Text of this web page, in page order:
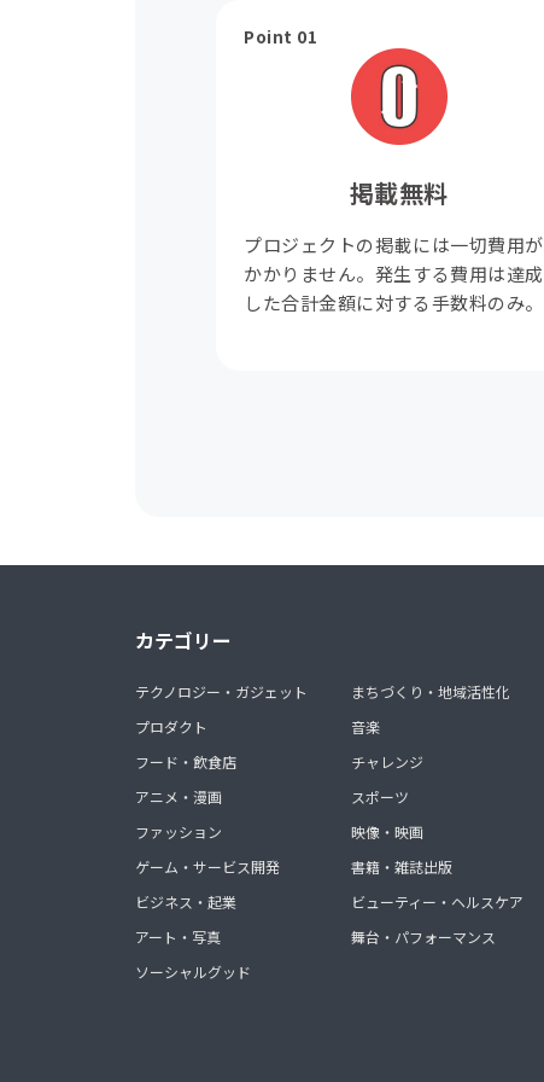
Point 01
掲載無料
プロジェクトの掲載には一切費用が
かかりません。発生する費用は達成
した合計金額に対する手数料のみ。
カテゴリー
テクノロジー・ガジェット
プロダクト
フード・飲食店
アニメ・漫画
ファッション
ゲーム・サービス開発
ビジネス・起業
アート・写真
ソーシャルグッド
まちづくり・地域活性化
音楽
チャレンジ
スポーツ
映像・映画
書籍・雑誌出版
ビューティー・ヘルスケア
舞台・パフォーマンス